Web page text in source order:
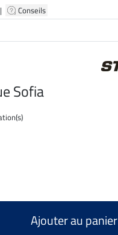
| Conseils
Sofia
Ajouter au panier